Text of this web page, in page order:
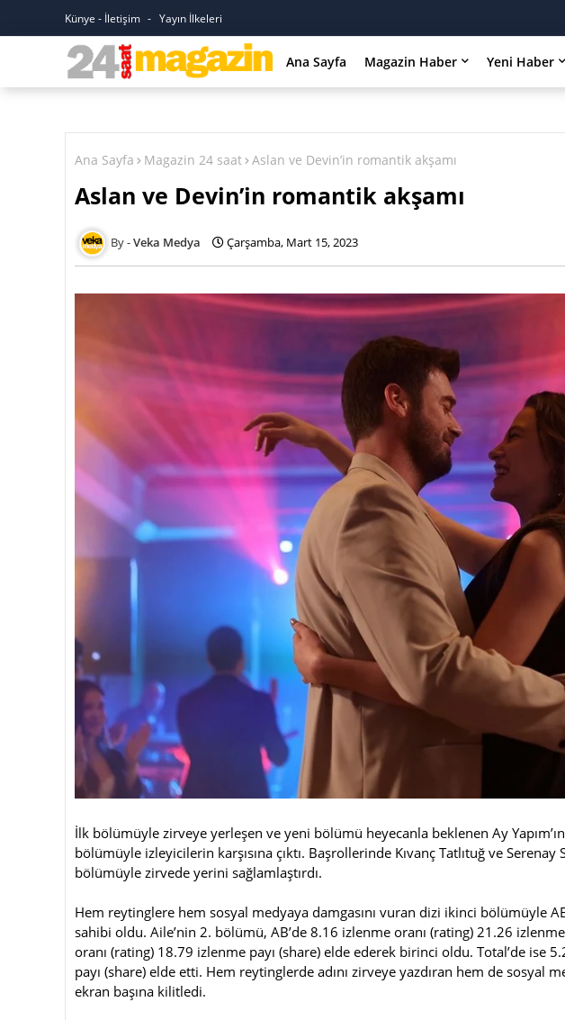
Künye - İletişim Yayın İlkeleri
Ana Sayfa Magazin Haber Yeni Haber
Ana Sayfa Magazin 24 saat Aslan ve Devin’in romantik akşamı
Aslan ve Devin’in romantik akşamı
Veka Medya Çarşamba, Mart 15, 2023
İlk bölümüyle zirveye yerleşen ve yeni bölümü heyecanla beklenen Ay
bölümüyle izleyicilerin karşısına çıktı. Başrollerinde Kıvanç Tatlıtuğ ve Serenay
bölümüyle zirvede yerini sağlamlaştırdı.
Hem reytinglere hem sosyal medyaya damgasını vuran dizi ikinci bölümüyle
sahibi oldu. Aile’nin 2. bölümü, AB’de 8.16 izlenme oranı (rating) 21.26
oranı (rating) 18.79 izlenme payı (share) elde ederek birinci oldu. Total’de ise
payı (share) elde etti. Hem reytinglerde adını zirveye yazdıran hem de sosyal
ekran başına kilitledi.